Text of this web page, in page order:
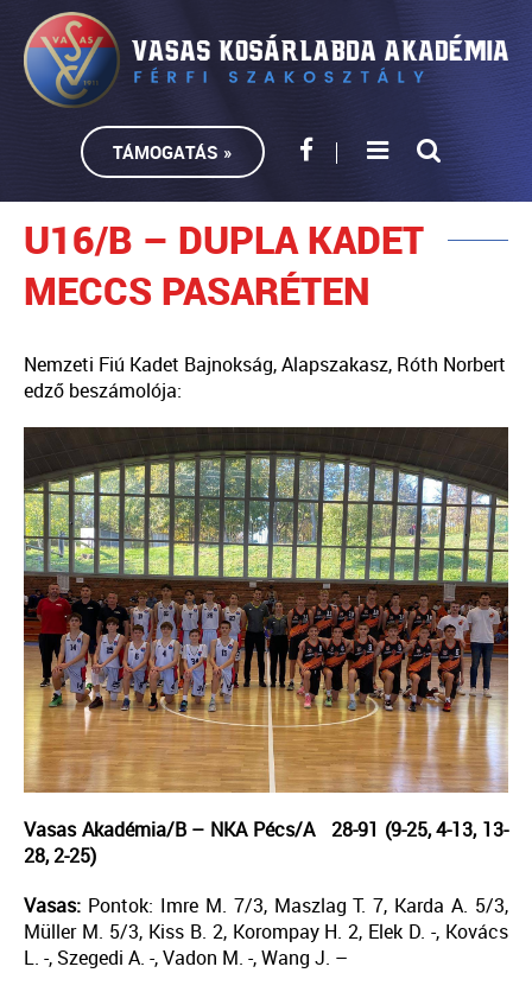
TÁMOGATÁS »
U16/B – DUPLA KADET
MECCS PASARÉTEN
Nemzeti Fiú Kadet Bajnokság, Alapszakasz, Róth Norbert
edző beszámolója:
Vasas Akadémia/B – NKA Pécs/A 28-91 (9-25, 4-13, 13-
28, 2-25)
Vasas: Pontok: Imre M. 7/3, Maszlag T. 7, Karda A. 5/3,
Müller M. 5/3, Kiss B. 2, Korompay H. 2, Elek D. -, Kovács
L. -, Szegedi A. -, Vadon M. -, Wang J. –